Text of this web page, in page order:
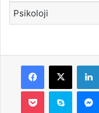
Psikoloji
Facebook
X
Pocket Skype